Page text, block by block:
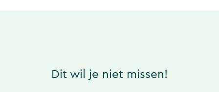
Dit wil je niet missen!